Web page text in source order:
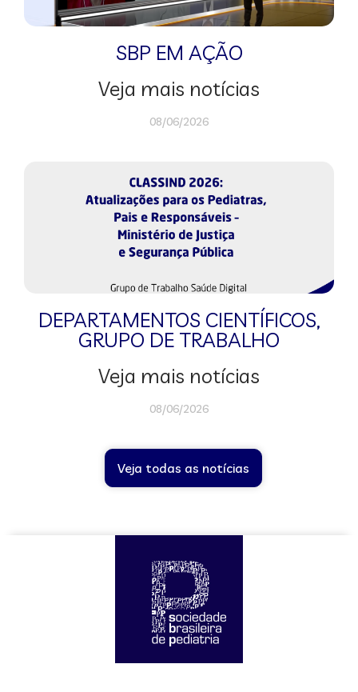
SBP EM AÇÃO
Veja mais notícias
08/06/2026
DEPARTAMENTOS CIENTÍFICOS,
GRUPO DE TRABALHO
Veja mais notícias
08/06/2026
Veja todas as notícias